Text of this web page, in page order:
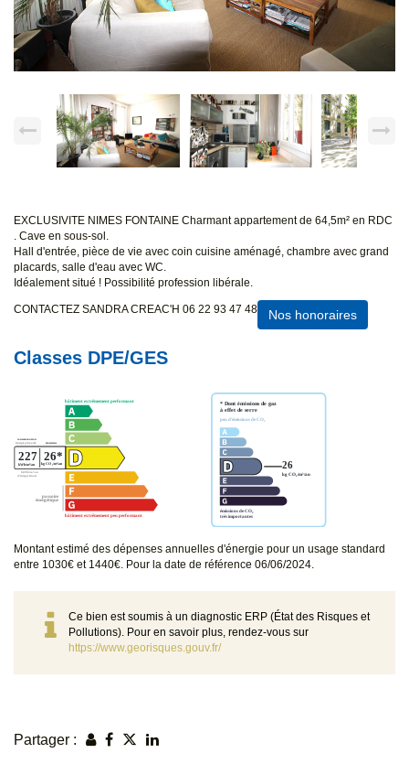
EXCLUSIVITE NIMES FONTAINE Charmant appartement de 64,5m² en RDC
. Cave en sous-sol.
Hall d'entrée, pièce de vie avec coin cuisine aménagé, chambre avec grand
placards, salle d'eau avec WC.
Idéalement situé ! Possibilité profession libérale.
CONTACTEZ SANDRA CREAC'H 06 22 93 47 48 Nos honoraires
Classes DPE/GES
Montant estimé des dépenses annuelles d'énergie pour un usage standard
entre 1030€ et 1440€. Pour la date de référence 06/06/2024.
Ce bien est soumis à un diagnostic ERP (État des Risques et
Pollutions). Pour en savoir plus, rendez-vous sur
https://www.georisques.gouv.fr/
Partager :